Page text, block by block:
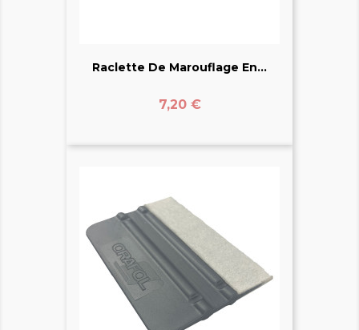
Raclette De Marouflage En...
Prix
7,20 €